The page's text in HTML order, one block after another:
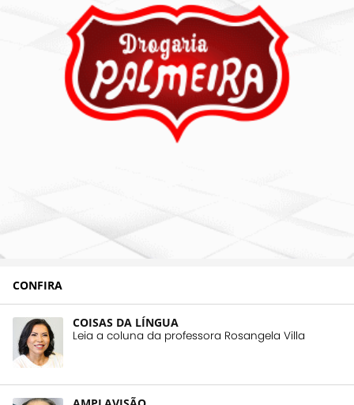
CONFIRA
COISAS DA LÍNGUA
Leia a coluna da professora Rosangela Villa